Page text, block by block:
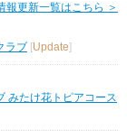
報更新一覧はこちら ＞
ラブ
Update
みたけ花トピアコース